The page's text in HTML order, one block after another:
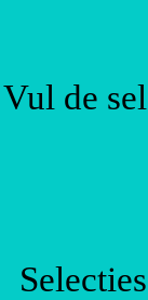
Vul de